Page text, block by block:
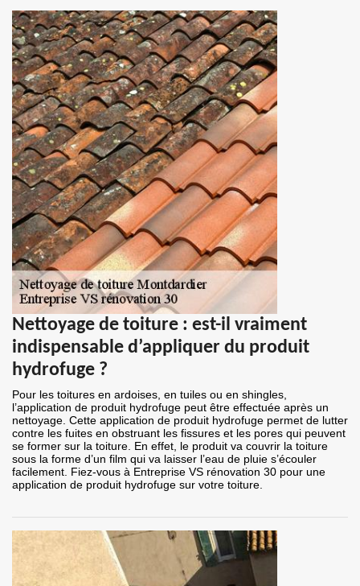
Nettoyage de toiture : est-il vraiment
indispensable d’appliquer du produit
hydrofuge ?
Pour les toitures en ardoises, en tuiles ou en shingles,
l’application de produit hydrofuge peut être effectuée après un
nettoyage. Cette application de produit hydrofuge permet de lutter
contre les fuites en obstruant les fissures et les pores qui peuvent
se former sur la toiture. En effet, le produit va couvrir la toiture
sous la forme d’un film qui va laisser l’eau de pluie s’écouler
facilement. Fiez-vous à Entreprise VS rénovation 30 pour une
application de produit hydrofuge sur votre toiture.